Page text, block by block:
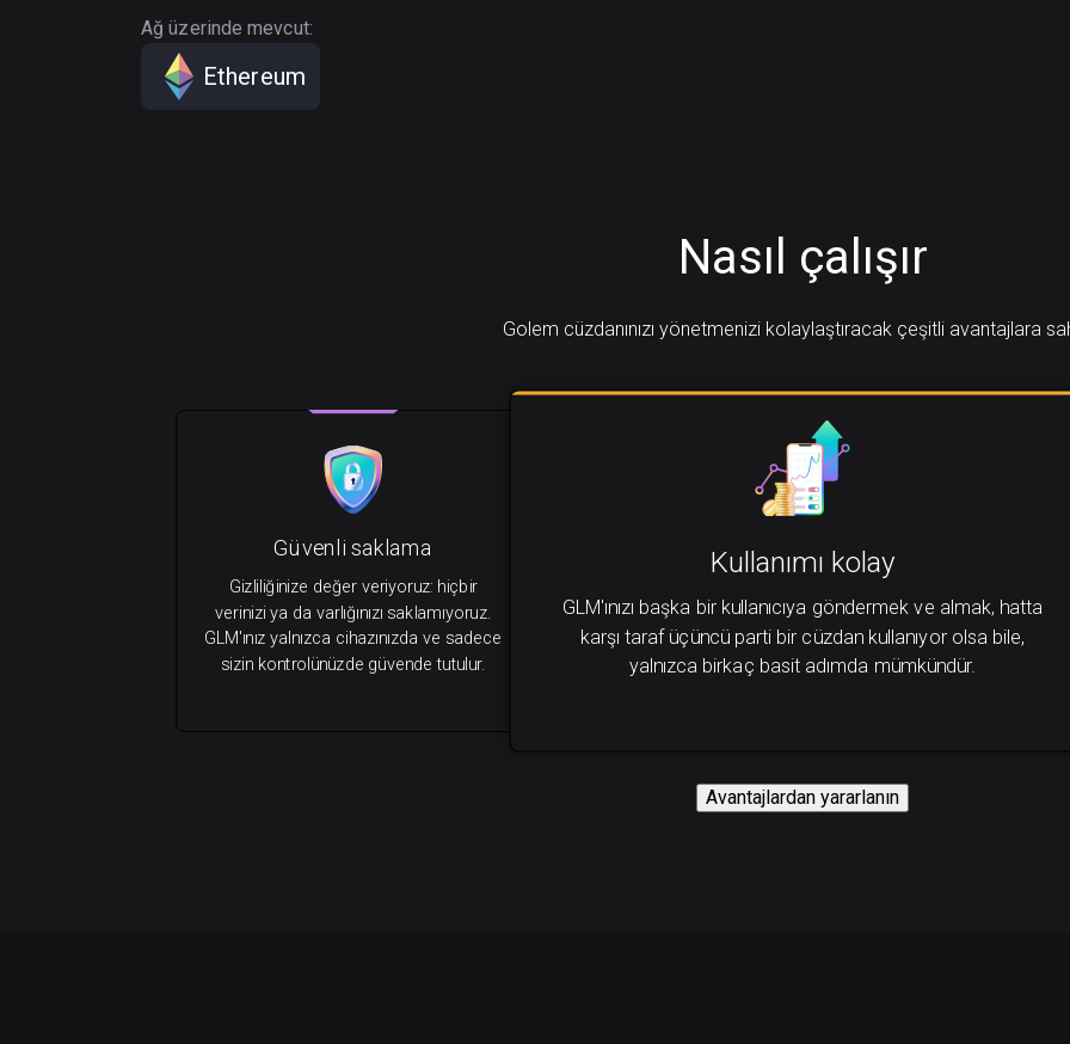
Ağ üzerinde mevcut:
Ethereum
Nasıl çalışır
Golem cüzdanınızı yönetmenizi kolaylaştıracak çeşitli avantajlara
Kullanımı kolay
GLM'ınızı başka bir kullanıcıya göndermek ve almak, hatta
karşı taraf üçüncü parti bir cüzdan kullanıyor olsa bile,
yalnızca birkaç basit adımda mümkündür.
Güvenli saklama
Gizliliğinize değer veriyoruz: hiçbir
verinizi ya da varlığınızı saklamıyoruz.
GLM'ınız yalnızca cihazınızda ve sadece
sizin kontrolünüzde güvende tutulur.
Avantajlardan yararlanın